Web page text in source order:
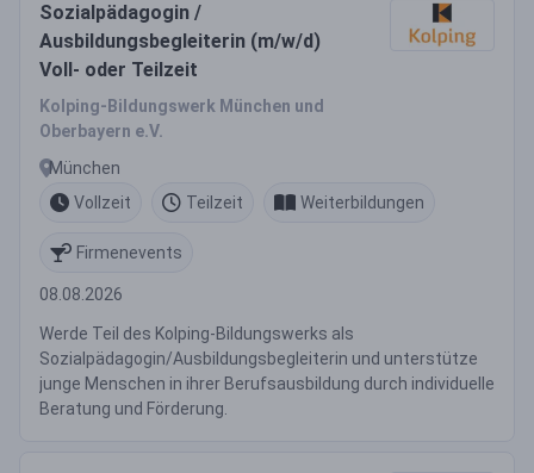
Sozialpädagogin /
Ausbildungsbegleiterin (m/w/d)
Voll- oder Teilzeit
Kolping-Bildungswerk München und
Oberbayern e.V.
München
Vollzeit
Teilzeit Weiterbildungen
Firmenevents
08.08.2026
Werde Teil des Kolping-Bildungswerks als
Sozialpädagogin/Ausbildungsbegleiterin und unterstütze
junge Menschen in ihrer Berufsausbildung durch individuelle
Beratung und Förderung.